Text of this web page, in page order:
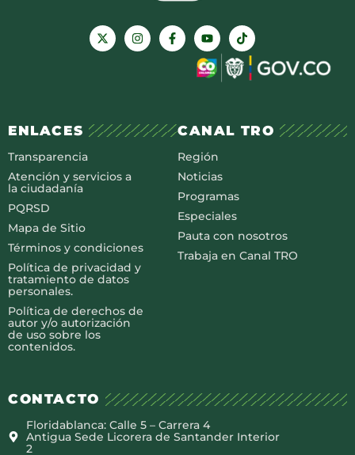
ENLACES
Transparencia
Atención y servicios a
la ciudadanía
PQRSD
Mapa de Sitio
Términos y condiciones
Política de privacidad y
tratamiento de datos
personales.
Política de derechos de
autor y/o autorización
de uso sobre los
contenidos.
CANAL TRO
Región
Noticias
Programas
Especiales
Pauta con nosotros
Trabaja en Canal TRO
CONTACTO
Floridablanca: Calle 5 – Carrera 4
Antigua Sede Licorera de Santander Interior
2